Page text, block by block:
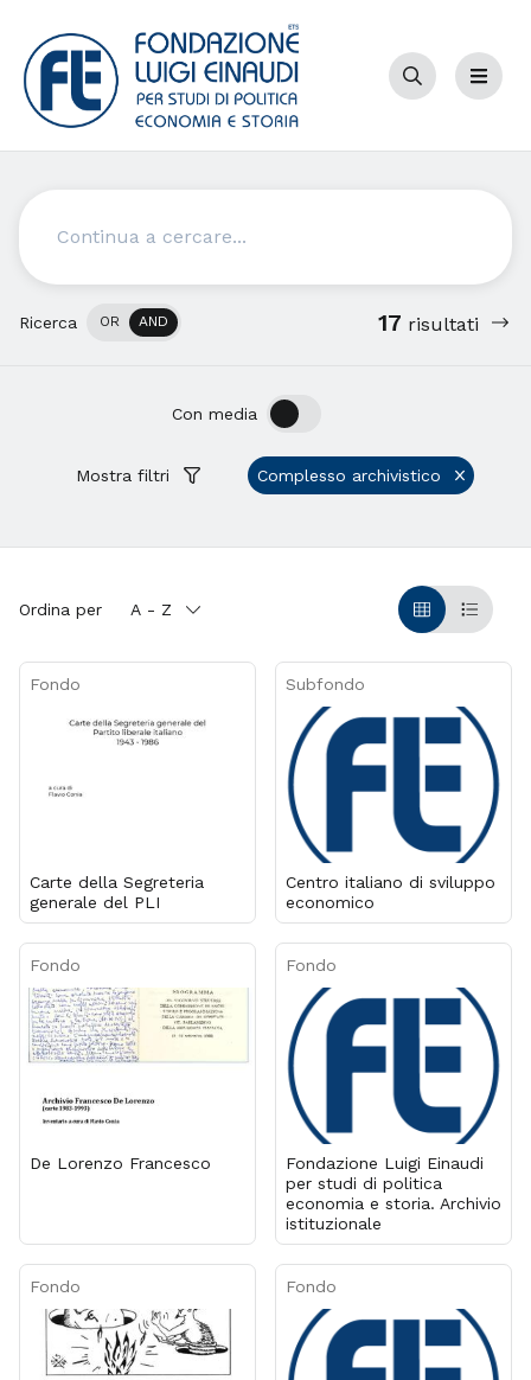
Cerca Menu
Cerca
Ricerca OR AND 17 risultati
Mostra filtri Complesso archivistico
Con media OFF
Ordina per A - Z
GrigliaTable
Fondo
Carte della Segreteria
generale del PLI
Subfondo
Centro italiano di sviluppo
economico
Fondo
De Lorenzo Francesco
Fondo
Fondazione Luigi Einaudi
per studi di politica
economia e storia. Archivio
istituzionale
Fondo Fondo